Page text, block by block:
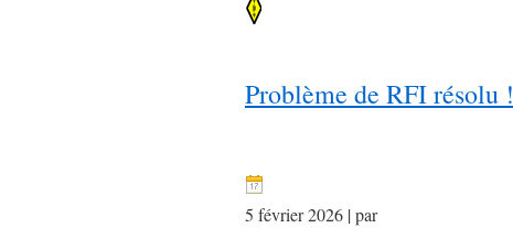
Problème de RFI résolu !
5 février 2026 | par